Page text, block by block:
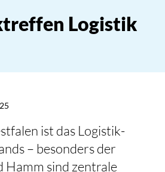
Logistik
ist das Logistik-
– besonders der
Hamm sind zentrale